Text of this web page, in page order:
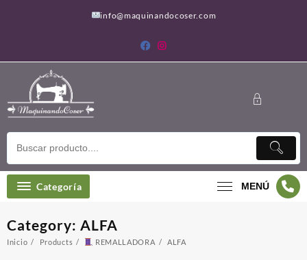
info@maquinandocoser.com
Categoría MENÚ
Category: ALFA
Inicio Products REMALLADORA ALFA